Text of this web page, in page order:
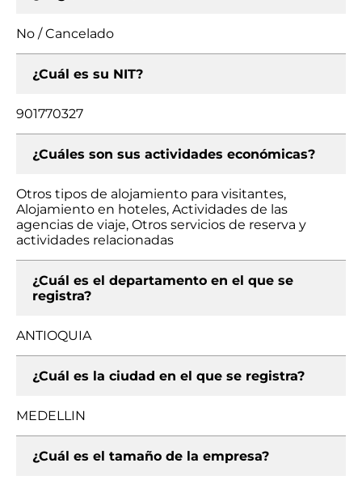
No / Cancelado
¿Cuál es su NIT?
901770327
¿Cuáles son sus actividades económicas?
Otros tipos de alojamiento para visitantes,
Alojamiento en hoteles, Actividades de las
agencias de viaje, Otros servicios de reserva y
actividades relacionadas
¿Cuál es el departamento en el que se
registra?
ANTIOQUIA
¿Cuál es la ciudad en el que se registra?
MEDELLIN
¿Cuál es el tamaño de la empresa?